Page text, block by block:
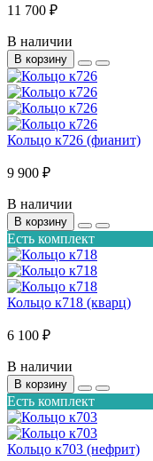
11 700 ₽
В наличии
В корзину
Кольцо к726 (фианит)
9 900 ₽
В наличии
В корзину
Есть комплект
Кольцо к718 (кварц)
6 100 ₽
В наличии
В корзину
Есть комплект
Кольцо к703 (нефрит)